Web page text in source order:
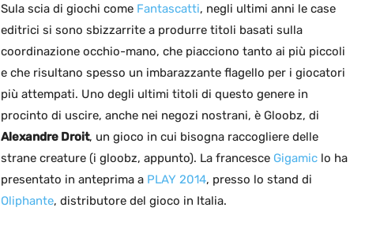
Sula scia di giochi come Fantascatti, negli ultimi anni le case
editrici si sono sbizzarrite a produrre titoli basati sulla
coordinazione occhio-mano, che piacciono tanto ai più piccoli
e che risultano spesso un imbarazzante flagello per i giocatori
più attempati. Uno degli ultimi titoli di questo genere in
procinto di uscire, anche nei negozi nostrani, è Gloobz, di
Alexandre Droit, un gioco in cui bisogna raccogliere delle
strane creature (i gloobz, appunto). La francesce Gigamic lo ha
presentato in anteprima a PLAY 2014, presso lo stand di
Oliphante, distributore del gioco in Italia.